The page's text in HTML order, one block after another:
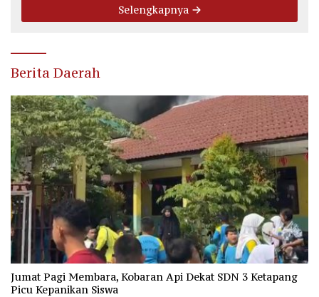
Selengkapnya
Berita Daerah
Jumat Pagi Membara, Kobaran Api Dekat SDN 3 Ketapang
Picu Kepanikan Siswa